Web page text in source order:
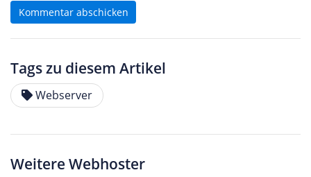
Kommentar abschicken
Tags zu diesem Artikel
Webserver
Weitere Webhoster